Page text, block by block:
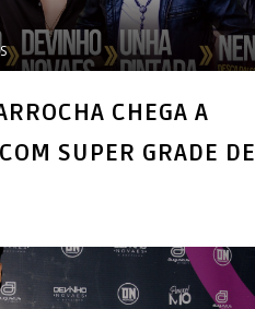
CHEGA A
SUPER GRADE DE